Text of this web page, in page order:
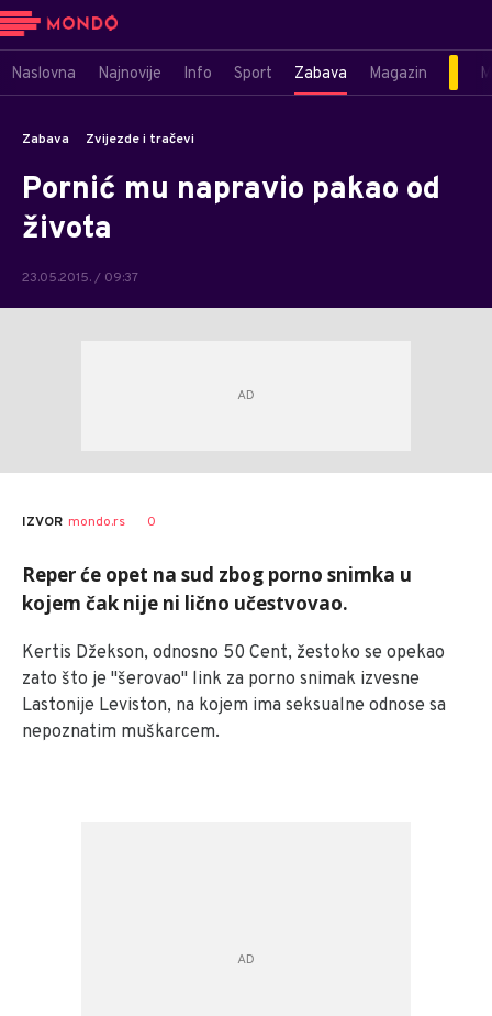
Naslovna Najnovije Info Sport Zabava Magazin
Zabava Zvijezde i tračevi
Pornić mu napravio pakao od
života
23.05.2015. / 09:37
IZVOR mondo.rs 0
Reper će opet na sud zbog porno snimka u
kojem čak nije ni lično učestvovao.
Kertis Džekson, odnosno 50 Cent, žestoko se opekao
zato što je "šerovao" link za porno snimak izvesne
Lastonije Leviston, na kojem ima seksualne odnose sa
nepoznatim muškarcem.